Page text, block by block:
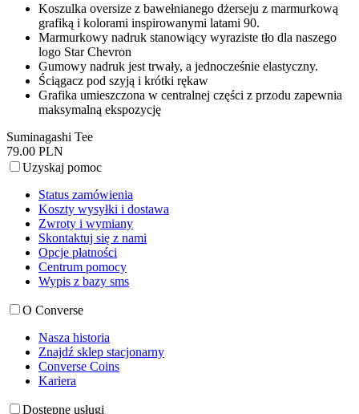
Koszulka oversize z bawełnianego dżerseju z marmurkową
grafiką i kolorami inspirowanymi latami 90.
Marmurkowy nadruk stanowiący wyraziste tło dla naszego
logo Star Chevron
Gumowy nadruk jest trwały, a jednocześnie elastyczny.
Ściągacz pod szyją i krótki rękaw
Grafika umieszczona w centralnej części z przodu zapewnia
maksymalną ekspozycję
Suminagashi Tee
79.00 PLN
Uzyskaj pomoc
Status zamówienia
Koszty wysyłki i dostawa
Zwroty i wymiany
Skontaktuj się z nami
Opcje płatności
Centrum pomocy
Wypis z bazy sms
O Converse
Nasza historia
Znajdź sklep stacjonarny
Converse Coins
Kariera
Dostępne usługi